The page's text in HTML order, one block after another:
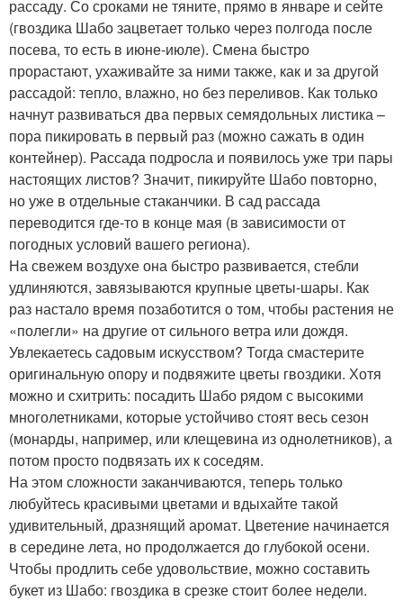
рассаду. Со сроками не тяните, прямо в январе и сейте
(гвоздика Шабо зацветает только через полгода после
посева, то есть в июне-июле). Смена быстро
прорастают, ухаживайте за ними также, как и за другой
рассадой: тепло, влажно, но без переливов. Как только
начнут развиваться два первых семядольных листика –
пора пикировать в первый раз (можно сажать в один
контейнер). Рассада подросла и появилось уже три пары
настоящих листов? Значит, пикируйте Шабо повторно,
но уже в отдельные стаканчики. В сад рассада
переводится где-то в конце мая (в зависимости от
погодных условий вашего региона).
На свежем воздухе она быстро развивается, стебли
удлиняются, завязываются крупные цветы-шары. Как
раз настало время позаботится о том, чтобы растения не
«полегли» на другие от сильного ветра или дождя.
Увлекаетесь садовым искусством? Тогда смастерите
оригинальную опору и подвяжите цветы гвоздики. Хотя
можно и схитрить: посадить Шабо рядом с высокими
многолетниками, которые устойчиво стоят весь сезон
(монарды, например, или клещевина из однолетников), а
потом просто подвязать их к соседям.
На этом сложности заканчиваются, теперь только
любуйтесь красивыми цветами и вдыхайте такой
удивительный, дразнящий аромат. Цветение начинается
в середине лета, но продолжается до глубокой осени.
Чтобы продлить себе удовольствие, можно составить
букет из Шабо: гвоздика в срезке стоит более недели.